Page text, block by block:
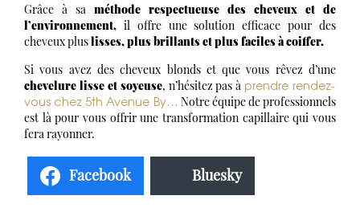
Grâce à sa méthode respectueuse des cheveux et de
l’environnement, il offre une solution efficace pour des
cheveux pluslisses, plus brillants et plus faciles à coiffer.
Si vous avez des cheveux blonds et que vous rêvez d’une
chevelure lisse et soyeuse, n’hésitez pas à prendre rendez-
vous chez 5th Avenue By… Notre équipe de professionnels
est là pour vous offrir une transformation capillaire qui vous
fera rayonner.
Facebook Bluesky